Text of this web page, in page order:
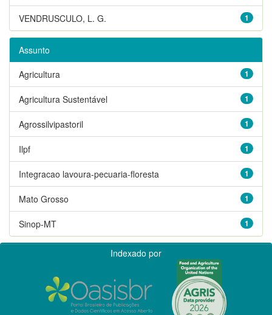
1
VENDRUSCULO, L. G.
Assunto
1
Agricultura
1
Agricultura Sustentável
1
Agrossilvipastoril
1
Ilpf
1
Integracao lavoura-pecuaria-floresta
1
Mato Grosso
1
Sinop-MT
Indexado por